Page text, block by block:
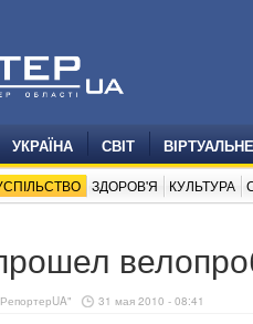
УКРАЇНА СВІТ
ЗДОРОВ'Я КУЛЬТУРА
31 мая 2010 - 08:41